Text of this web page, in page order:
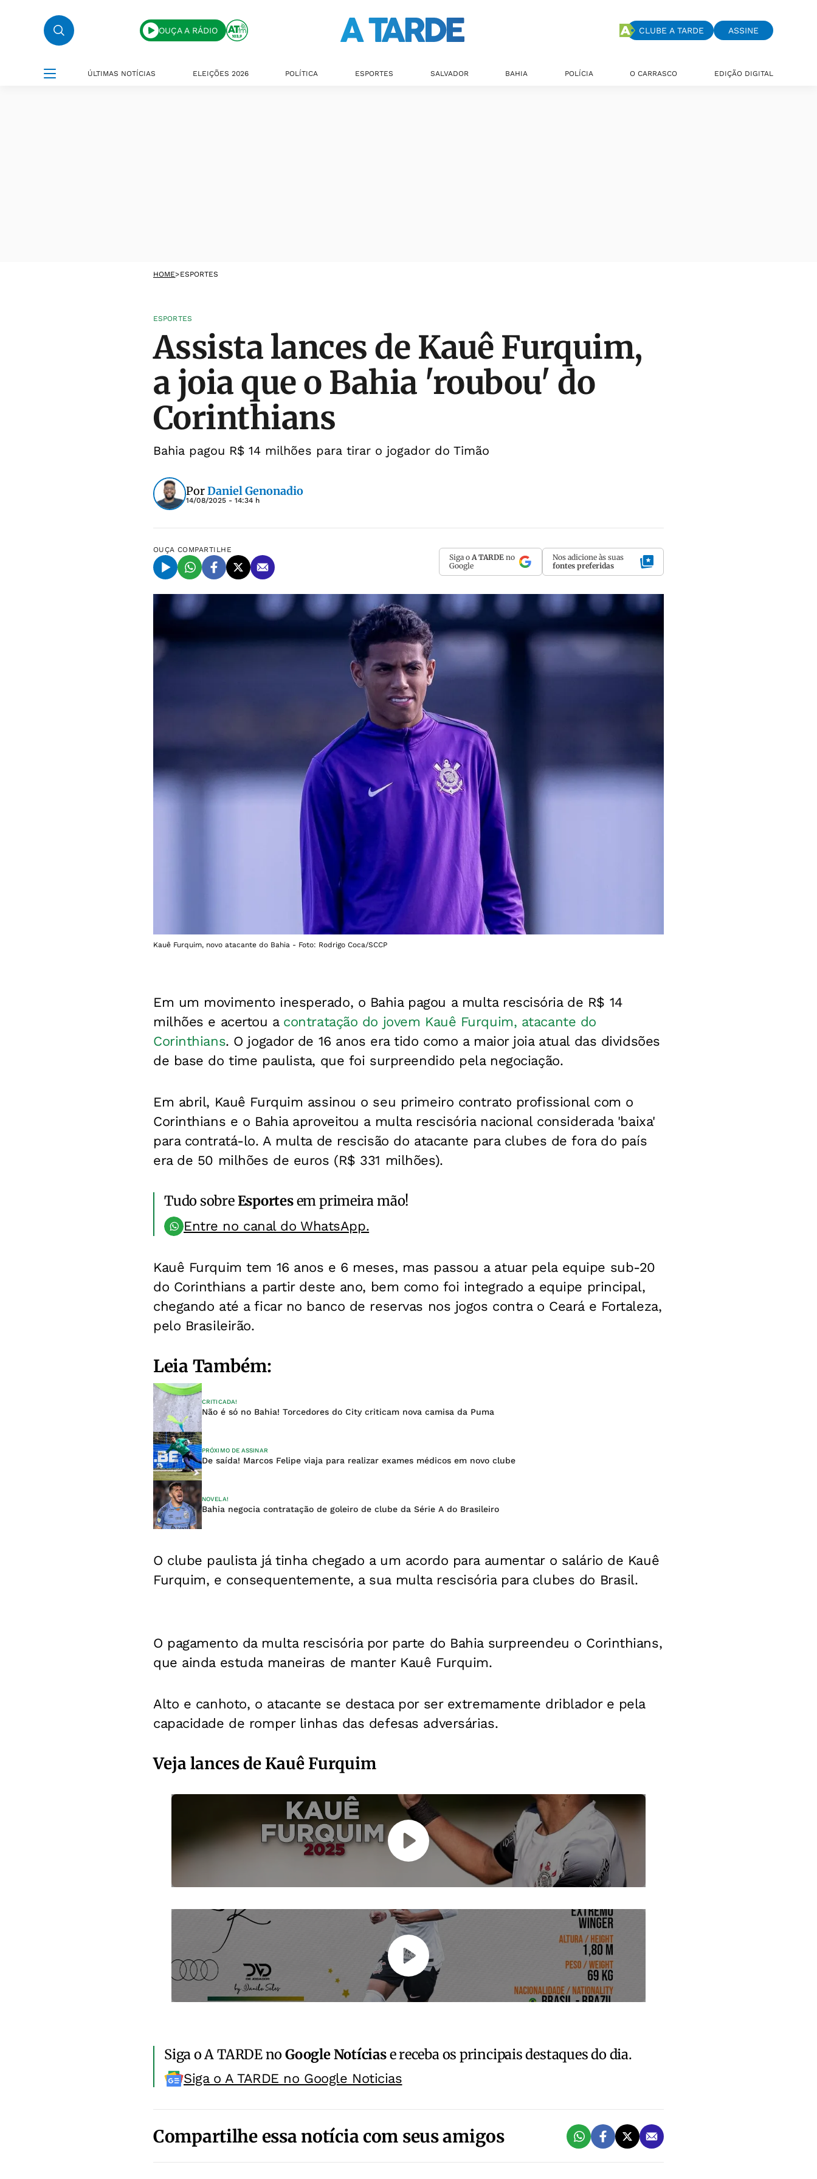
OUÇA A RÁDIO CLUBE A TARDE ASSINE
ÚLTIMAS NOTÍCIAS ELEIÇÕES 2026 POLÍTICA ESPORTES SALVADOR BAHIA POLÍCIA O CARRASCO EDIÇÃO DIGITAL
HOME>ESPORTES
ESPORTES
Assista lances de Kauê Furquim,
a joia que o Bahia 'roubou' do
Corinthians
Bahia pagou R$ 14 milhões para tirar o jogador do Timão
PorDaniel Genonadio
14/08/2025 - 14:34 h
OUÇA COMPARTILHE
Siga o A TARDE no
Google
Nos adicione às suas
fontes preferidas
Kauê Furquim, novo atacante do Bahia - Foto: Rodrigo Coca/SCCP
Em um movimento inesperado, o Bahia pagou a multa rescisória de R$ 14
milhões e acertou a contratação do jovem Kauê Furquim, atacante do
Corinthians. O jogador de 16 anos era tido como a maior joia atual das dividsões
de base do time paulista, que foi surpreendido pela negociação.
Em abril, Kauê Furquim assinou o seu primeiro contrato profissional com o
Corinthians e o Bahia aproveitou a multa rescisória nacional considerada 'baixa'
para contratá-lo. A multa de rescisão do atacante para clubes de fora do país
era de 50 milhões de euros (R$ 331 milhões).
Tudo sobreEsportesem primeira mão!
Entre no canal do WhatsApp.
Kauê Furquim tem 16 anos e 6 meses, mas passou a atuar pela equipe sub-20
do Corinthians a partir deste ano, bem como foi integrado a equipe principal,
chegando até a ficar no banco de reservas nos jogos contra o Ceará e Fortaleza,
pelo Brasileirão.
Leia Também:
CRITICADA!
Não é só no Bahia! Torcedores do City criticam nova camisa da Puma
PRÓXIMO DE ASSINAR
De saída! Marcos Felipe viaja para realizar exames médicos em novo clube
NOVELA!
Bahia negocia contratação de goleiro de clube da Série A do Brasileiro
O clube paulista já tinha chegado a um acordo para aumentar o salário de Kauê
Furquim, e consequentemente, a sua multa rescisória para clubes do Brasil.
O pagamento da multa rescisória por parte do Bahia surpreendeu o Corinthians,
que ainda estuda maneiras de manter Kauê Furquim.
Alto e canhoto, o atacante se destaca por ser extremamente driblador e pela
capacidade de romper linhas das defesas adversárias.
Veja lances de Kauê Furquim
Siga o A TARDE noGoogle Notíciase receba os principais destaques do dia.
Siga o A TARDE no Google Noticias
Compartilhe essa notícia com seus amigos